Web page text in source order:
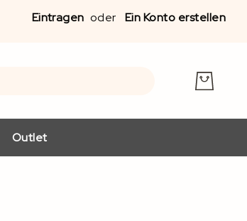
Eintragen Ein Konto erstellen
Outlet